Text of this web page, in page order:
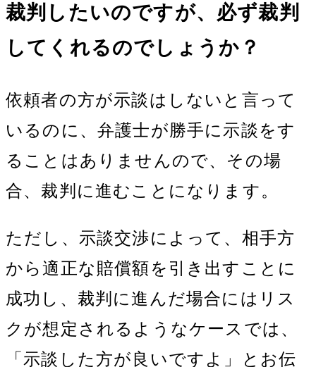
裁判したいのですが、必ず裁判
してくれるのでしょうか？
依頼者の方が示談はしないと言って
いるのに、弁護士が勝手に示談をす
ることはありませんので、その場
合、裁判に進むことになります。
ただし、示談交渉によって、相手方
から適正な賠償額を引き出すことに
成功し、裁判に進んだ場合にはリス
クが想定されるようなケースでは、
「示談した方が良いですよ」とお伝